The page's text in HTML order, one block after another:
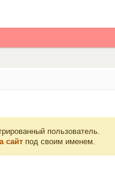
пользователь.
сайт под своим именем.